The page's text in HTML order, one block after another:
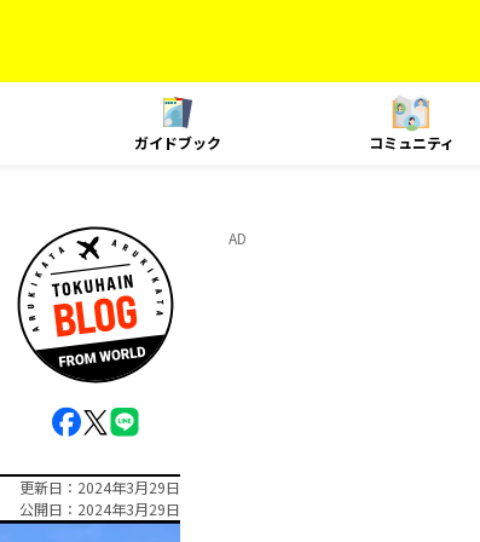
ガイドブック コミュニティ
更新日
2024年3月29日
公開日
2024年3月29日
AD